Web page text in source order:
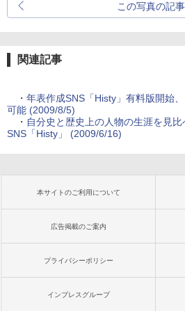
この写真の記
関連記事
・ 年表作成SNS「Histy」有料版開始
可能 (2009/8/5)
・ 自分史と歴史上の人物の生涯を見
SNS「Histy」 (2009/6/16)
本サイトのご利用について
広告掲載のご案内
プライバシーポリシー
インプレスグループ